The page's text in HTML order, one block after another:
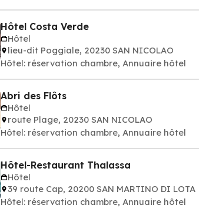
Hôtel Costa Verde
Hôtel
lieu-dit Poggiale, 20230 SAN NICOLAO
Hôtel: réservation chambre, Annuaire hôtel
Abri des Flôts
Hôtel
route Plage, 20230 SAN NICOLAO
Hôtel: réservation chambre, Annuaire hôtel
Hôtel-Restaurant Thalassa
Hôtel
39 route Cap, 20200 SAN MARTINO DI LOTA
Hôtel: réservation chambre, Annuaire hôtel